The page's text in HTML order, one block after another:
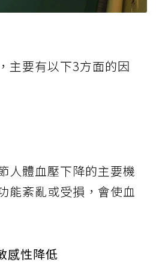
主要有以下3方面的因
人體血壓下降的主要機
能紊亂或受損，會使血
感性降低